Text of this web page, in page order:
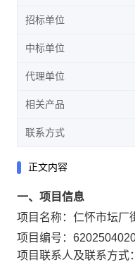
招标单位
中标单位
代理单位
相关产品
联系方式
正文内容
一、项目信息
项目名称： 仁怀市坛厂
项目编号：
项目联系人及联系方式：